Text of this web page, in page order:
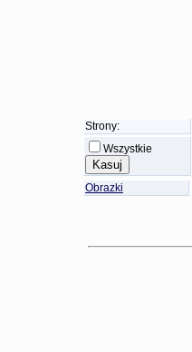
Strony:
Wszystkie
Obrazki